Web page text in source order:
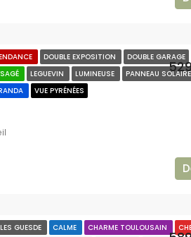
DOUBLE EXPOSITION
DOUBLE GARAGE
LEGUEVIN LUMINEUSE
PANNEAU SOLAIRE
VUE PYRÉNÉES
GUESDE CALME CHARME TOULOUSAIN